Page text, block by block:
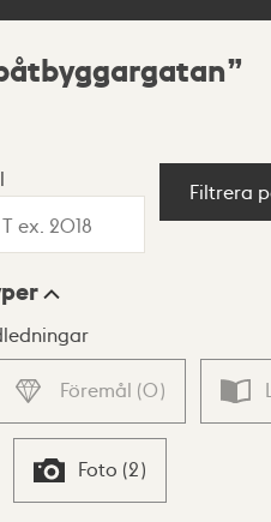
Filtrera
Föremål (0)
Foto (2)